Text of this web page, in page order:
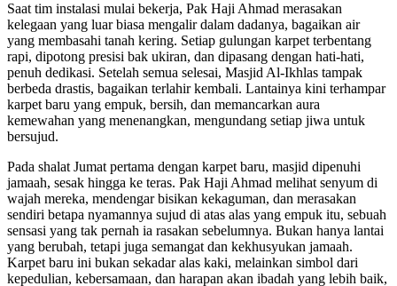
Saat tim instalasi mulai bekerja, Pak Haji Ahmad merasakan
kelegaan yang luar biasa mengalir dalam dadanya, bagaikan air
yang membasahi tanah kering. Setiap gulungan karpet terbentang
rapi, dipotong presisi bak ukiran, dan dipasang dengan hati-hati,
penuh dedikasi. Setelah semua selesai, Masjid Al-Ikhlas tampak
berbeda drastis, bagaikan terlahir kembali. Lantainya kini terhampar
karpet baru yang empuk, bersih, dan memancarkan aura
kemewahan yang menenangkan, mengundang setiap jiwa untuk
bersujud.
Pada shalat Jumat pertama dengan karpet baru, masjid dipenuhi
jamaah, sesak hingga ke teras. Pak Haji Ahmad melihat senyum di
wajah mereka, mendengar bisikan kekaguman, dan merasakan
sendiri betapa nyamannya sujud di atas alas yang empuk itu, sebuah
sensasi yang tak pernah ia rasakan sebelumnya. Bukan hanya lantai
yang berubah, tetapi juga semangat dan kekhusyukan jamaah.
Karpet baru ini bukan sekadar alas kaki, melainkan simbol dari
kepedulian, kebersamaan, dan harapan akan ibadah yang lebih baik,